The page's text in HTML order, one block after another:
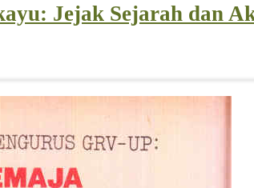
Jejak Sejarah dan